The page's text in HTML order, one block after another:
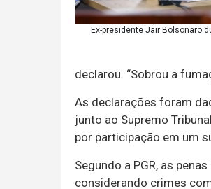
Ex-presidente Jair Bolsonaro
declarou. “Sobrou a
As declarações foram
junto ao Supremo
por participação em um
Segundo a PGR, as
considerando crimes